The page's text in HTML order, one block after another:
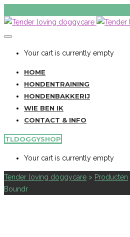
Your cart is currently empty
HOME
HONDENTRAINING
HONDENBAKKERIJ
WIE BEN IK
CONTACT & INFO
TLDOGGYSHOP
Your cart is currently empty
Tender loving doggycare > Producten
Boundr